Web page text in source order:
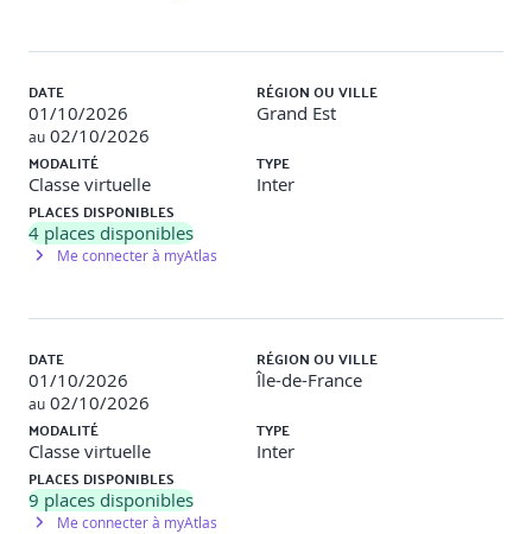
learning)...
- Le lien avec les mathématiques, les statistiques
(inférentielles), le data mining et la data science.
- Passer de l'analyse descriptive à l'analyse prédictive puis
prescriptive.
- Les applications du Machine Learning (moteurs de
recherche, détection des spams, lecture des chèques).
- La communauté Data Science et les challenges Kaggle
(ex. de Netflix).
Etude de cas
Etudes d'applications concrètes du Machine Learning
(moteurs de recherche, détection des spams, lecture des
chèques).
DATE
01/10/2026
au 02/10/2026
RÉGION OU VILLE
Grand Est
MODALITÉ
Classe virtuelle
TYPE
Inter
PLACES DISPONIBLES
4 places disponibles
Me connecter à myAtlas
DATE
01/10/2026
au 02/10/2026
RÉGION OU VILLE
Île-de-France
MODALITÉ
Classe virtuelle
TYPE
Inter
PLACES DISPONIBLES
9 places disponibles
Me connecter à myAtlas